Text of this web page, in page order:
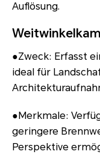
Auflösung.
●Zweck: Erfasst
ideal für
●Merkmale:
geringere
Perspektive